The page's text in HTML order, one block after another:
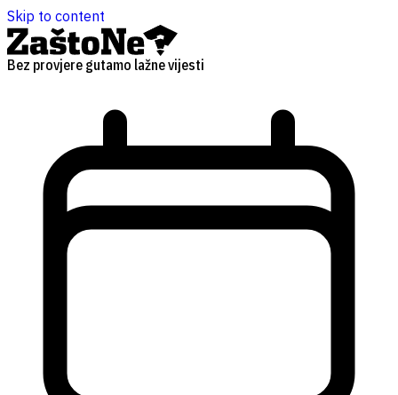
Skip to content
Bez provjere gutamo lažne vijesti